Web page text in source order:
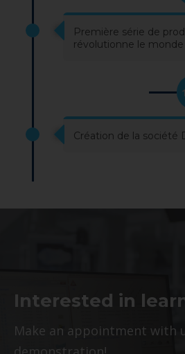
Première série de
révolutionne le
Création de la société
Interested in
Make an appointment with